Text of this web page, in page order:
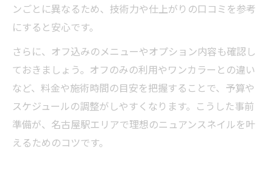
ンごとに異なるため、技術力や仕上がりの口コミを参考
にすると安心です。
さらに、オフ込みのメニューやオプション内容も確認し
ておきましょう。オフのみの利用やワンカラーとの違い
など、料金や施術時間の目安を把握することで、予算や
スケジュールの調整がしやすくなります。こうした事前
準備が、名古屋駅エリアで理想のニュアンスネイルを叶
えるためのコツです。